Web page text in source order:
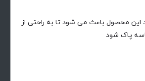
این محصول باعث می شود تا به راحتی از
پاک شود